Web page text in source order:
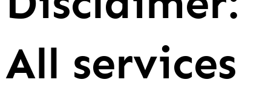
All services